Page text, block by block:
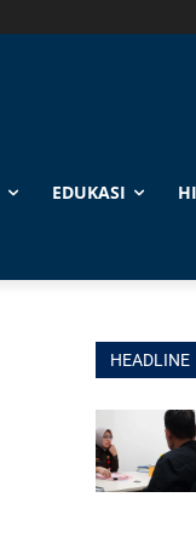
EDUKASI
HEADLINE